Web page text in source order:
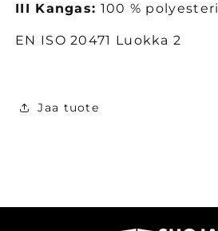
III Kangas: 100 % polyesteri
EN ISO 20471 Luokka 2
Jaa tuote